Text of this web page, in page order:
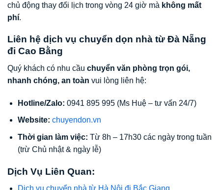
chủ động thay đổi lịch trong vòng 24 giờ mà không mất
phí.
Liên hệ dịch vụ chuyển dọn nhà từ Đà Nẵng
đi Cao Bằng
Quý khách có nhu cầu chuyển văn phòng trọn gói,
nhanh chóng, an toàn vui lòng liên hệ:
Hotline/Zalo: 0941 895 995 (Ms Huệ – tư vấn 24/7)
Website: chuyendon.vn
Thời gian làm việc: Từ 8h – 17h30 các ngày trong tuần
(trừ Chủ nhật & ngày lễ)
Dịch Vụ Liên Quan: